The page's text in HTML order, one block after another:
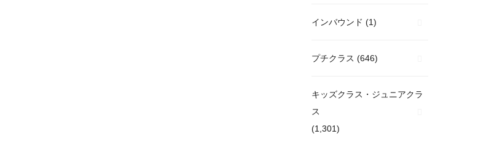
インバウンド (1)
プチクラス (646)
キッズクラス・ジュニアクラ
ス
(1,301)